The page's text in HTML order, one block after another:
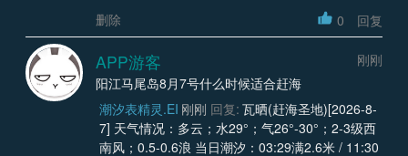
删除
0 回复
APP游客
刚刚
阳江马尾岛8月7号什么时候适合赶海
潮汐表精灵.EI 刚刚 回复: 瓦晒(赶海圣地)[2026-8-
7] 天气情况：多云；水29°；气26°-30°；2-3级西
南风；0.5-0.6浪 当日潮汐：03:29满2.6米 / 11:30